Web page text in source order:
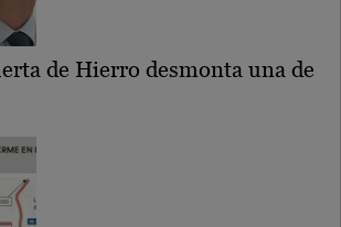
de Hierro desmonta una de